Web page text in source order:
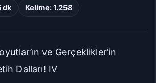
Açık Gri
dk
Kelime: 1.258
ve Gerçeklikler’in
Dalları! IV